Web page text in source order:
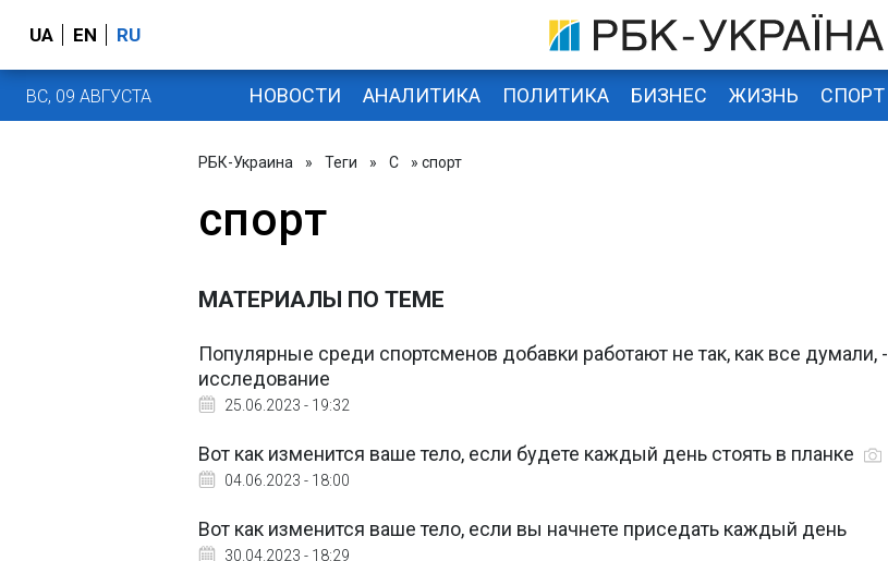
UA EN RU
ВС, 09 АВГУСТА НОВОСТИ АНАЛИТИКА ПОЛИТИКА БИЗНЕС ЖИЗНЬ СПОРТ
РБК-Украина » Теги » С » спорт
спорт
МАТЕРИАЛЫ ПО ТЕМЕ
Популярные среди спортсменов добавки работают не так, как все думали, -
исследование
25.06.2023 - 19:32
Вот как изменится ваше тело, если будете каждый день стоять в планке
04.06.2023 - 18:00
Вот как изменится ваше тело, если вы начнете приседать каждый день
30.04.2023 - 18:29